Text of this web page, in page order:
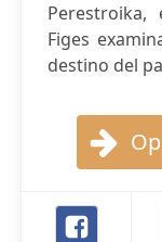
Figes
destino del